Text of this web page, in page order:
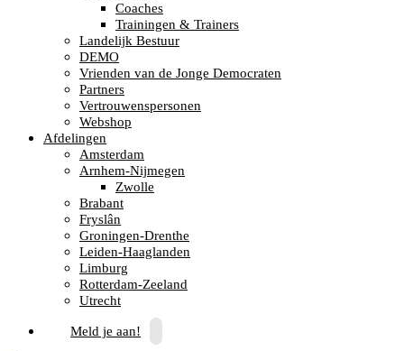
Coaches
Trainingen & Trainers
Landelijk Bestuur
DEMO
Vrienden van de Jonge Democraten
Partners
Vertrouwenspersonen
Webshop
Afdelingen
Amsterdam
Arnhem-Nijmegen
Zwolle
Brabant
Fryslân
Groningen-Drenthe
Leiden-Haaglanden
Limburg
Rotterdam-Zeeland
Utrecht
Meld je aan!